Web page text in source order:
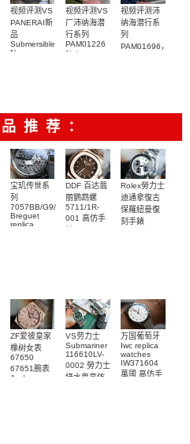
视频评测VS
PANERAI新
品
Submersible
Navy
视频评测VS
厂沛纳海潜
行系列
PAM01226
视频评测沛
纳海潜行系
列
PAM01696，
推荐：
宝玑传世系
列
7057BB/G9/9W6
Breguet
replica
DDF 百达翡
丽鹦鹉螺
5711/1R-
001 高仿手
Rolex勞力士
迪通拿復古
保羅紐曼復
刻手錶
ZF爱彼皇家
橡树女表
67650
67651腕表
Audemars
VS劳力士
Submariner
116610LV-
0002 勞力士
綠水鬼高仿
万国葡萄牙
Iwc replica
watches
IW371604
萬國 高仿手